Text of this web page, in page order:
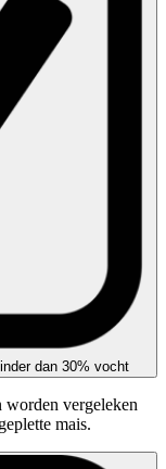
dan 30% vocht
vergeleken
mais.